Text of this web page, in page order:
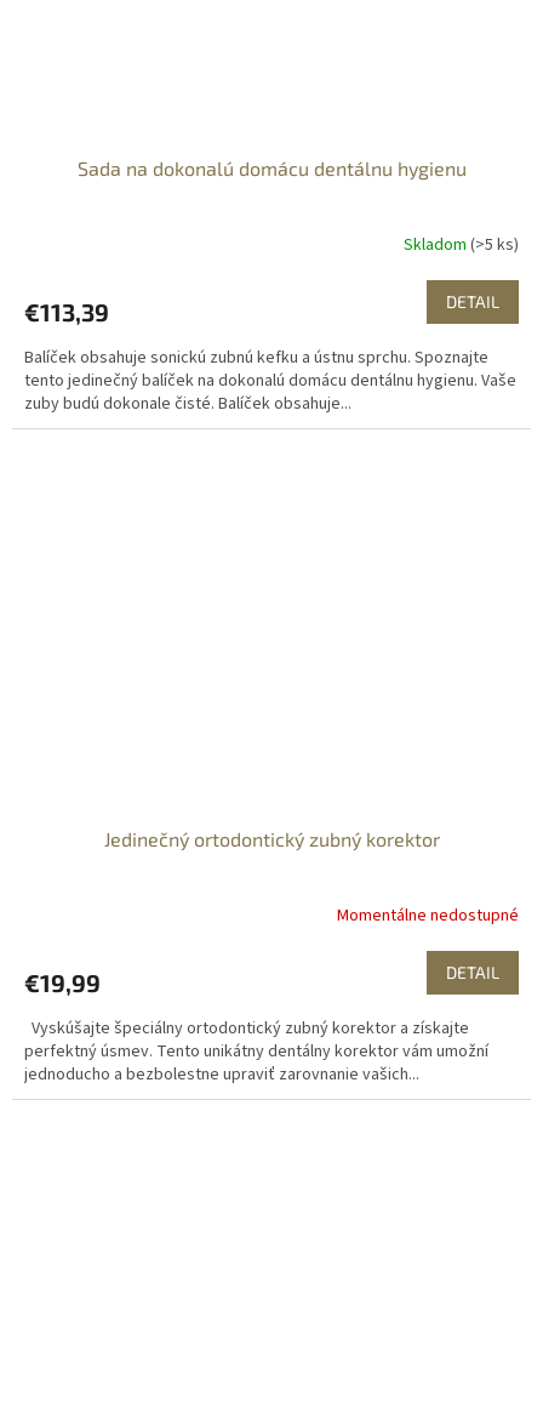
Sada na dokonalú domácu dentálnu hygienu
Skladom (>5 ks)
€113,39 DETAIL
Balíček obsahuje sonickú zubnú kefku a ústnu sprchu. Spoznajte
tento jedinečný balíček na dokonalú domácu dentálnu hygienu. Vaše
zuby budú dokonale čisté. Balíček obsahuje...
Jedinečný ortodontický zubný korektor
Momentálne nedostupné
€19,99 DETAIL
Vyskúšajte špeciálny ortodontický zubný korektor a získajte
perfektný úsmev. Tento unikátny dentálny korektor vám umožní
jednoducho a bezbolestne upraviť zarovnanie vašich...